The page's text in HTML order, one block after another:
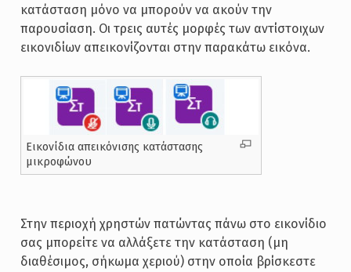
κατάσταση μόνο να μπορούν να ακούν την
παρουσίαση. Οι τρεις αυτές μορφές των αντίστοιχων
εικονιδίων απεικονίζονται στην παρακάτω εικόνα.
Εικονίδια απεικόνισης κατάστασης
μικροφώνου
Στην περιοχή χρηστών πατώντας πάνω στο εικονίδιο
σας μπορείτε να αλλάξετε την κατάσταση (μη
διαθέσιμος, σήκωμα χεριού) στην οποία βρίσκεστε